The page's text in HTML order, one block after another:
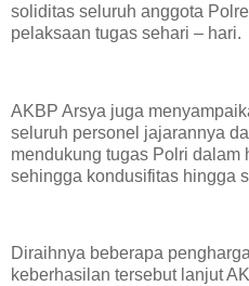
soliditas seluruh anggota
pelaksaan tugas sehari – hari.
AKBP Arsya juga
seluruh personel jajarannya
mendukung tugas Polri dalam
sehingga kondusifitas hingga
Diraihnya beberapa
keberhasilan tersebut lanjut